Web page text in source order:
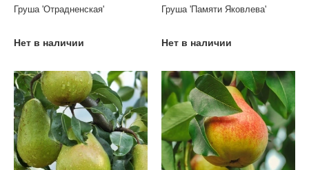
Груша 'Отрадненская'
Нет в наличии
Груша 'Памяти Яковлева'
Нет в наличии